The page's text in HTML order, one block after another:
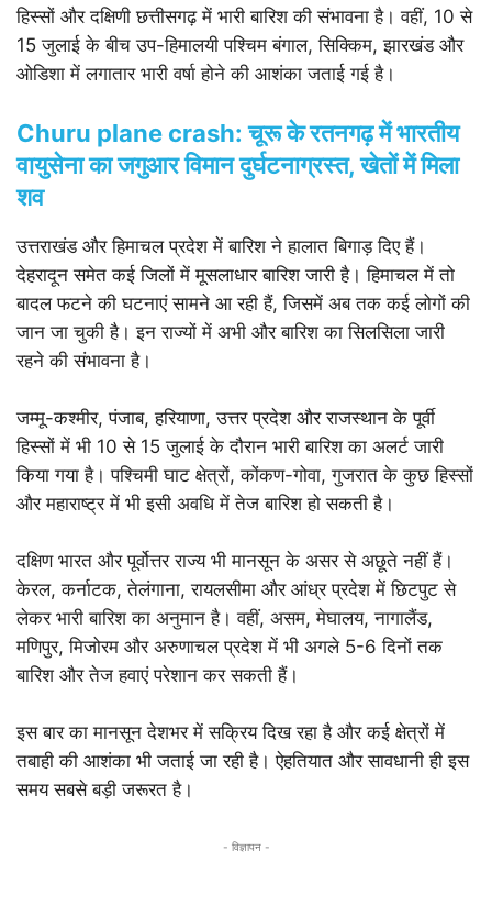
हिस्सों और दक्षिणी छत्तीसगढ़ में भारी बारिश की संभावना है। वहीं, 10 से
15 जुलाई के बीच उप-हिमालयी पश्चिम बंगाल, सिक्किम, झारखंड और
ओडिशा में लगातार भारी वर्षा होने की आशंका जताई गई है।
Churu plane crash: चूरू के रतनगढ़ में भारतीय
वायुसेना का जगुआर विमान दुर्घटनाग्रस्त, खेतों में मिला
शव
उत्तराखंड और हिमाचल प्रदेश में बारिश ने हालात बिगाड़ दिए हैं।
देहरादून समेत कई जिलों में मूसलाधार बारिश जारी है। हिमाचल में तो
बादल फटने की घटनाएं सामने आ रही हैं, जिसमें अब तक कई लोगों की
जान जा चुकी है। इन राज्यों में अभी और बारिश का सिलसिला जारी
रहने की संभावना है।
जम्मू-कश्मीर, पंजाब, हरियाणा, उत्तर प्रदेश और राजस्थान के पूर्वी
हिस्सों में भी 10 से 15 जुलाई के दौरान भारी बारिश का अलर्ट जारी
किया गया है। पश्चिमी घाट क्षेत्रों, कोंकण-गोवा, गुजरात के कुछ हिस्सों
और महाराष्ट्र में भी इसी अवधि में तेज बारिश हो सकती है।
दक्षिण भारत और पूर्वोत्तर राज्य भी मानसून के असर से अछूते नहीं हैं।
केरल, कर्नाटक, तेलंगाना, रायलसीमा और आंध्र प्रदेश में छिटपुट से
लेकर भारी बारिश का अनुमान है। वहीं, असम, मेघालय, नागालैंड,
मणिपुर, मिजोरम और अरुणाचल प्रदेश में भी अगले 5-6 दिनों तक
बारिश और तेज हवाएं परेशान कर सकती हैं।
इस बार का मानसून देशभर में सक्रिय दिख रहा है और कई क्षेत्रों में
तबाही की आशंका भी जताई जा रही है। ऐहतियात और सावधानी ही इस
समय सबसे बड़ी जरूरत है।
- विज्ञापन -